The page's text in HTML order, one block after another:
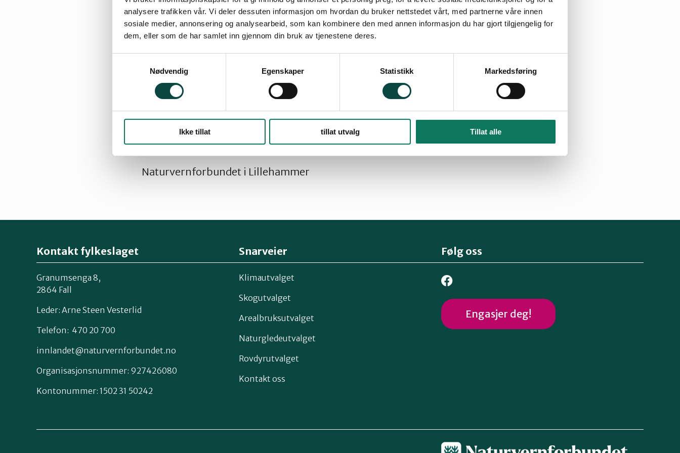
analysere trafikken vår. Vi deler dessuten informasjon om hvordan du bruker nettstedet vårt, med partnerne våre innen
sosiale medier, annonsering og analysearbeid, som kan kombinere den med annen informasjon du har gjort tilgjengelig for
dem, eller som de har samlet inn gjennom din bruk av tjenestene deres.
Nødvendig
Egenskaper Statistikk Markedsføring
Ikke tillat tillat utvalg Tillat alle
meningsløst å bygge ut dette flotte nærområdet! 60 topp moderne fritidsboliger
med vann, avløp, strøm og veger vil endre hele landskapet, gjøre ubotelig skade
og ytterligere innskrenke et felles naturområde for både Ringsaker og
Lillehammer. Et område med felles skiløyper, stier og spennende gammelskog
opp mot snaufjellet, et sentralt friluftsområde mellom Nordseter og Sjusjøen.
Lillehammer kommune har varslet innsigelse mot utbyggingen, og den
innsigelsen må stå fast!
Møt opp på årets påskeaksjon, skjærtorsdag kl.14 på Fakkelmyra som ligger vest
for Sjusjøen Fjellkirke, nedenfor kafeen «Matstasjonen» i Birkebeinerløypa!
Naturvernforbundet i Lillehammer
Kontakt fylkeslaget
Granumsenga 8,
2864 Fall
Leder: Arne Steen Vesterlid
Telefon: 470 20 700
innlandet@naturvernforbundet.no
Organisasjonsnummer: 927426080
Kontonummer: 1502 31 50242
Snarveier
Klimautvalget
Skogutvalget
Arealbruksutvalget
Naturgledeutvalget
Rovdyrutvalget
Kontakt oss
Følg oss
Engasjer deg!